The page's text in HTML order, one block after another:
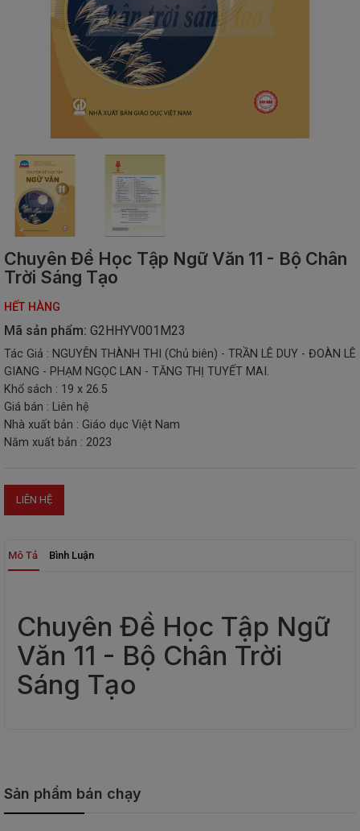
THIẾU
NGOẠI
NGỮ
VPP
-
ĐỒ
DÙNG
SINH
TẶNG
-
CHƠI
THIẾT
STEM
Chuyên Đề Học Tập Ngữ Văn 11 - Bộ Chân
Trời Sáng Tạo
HẾT HÀNG
Mã sản phẩm: G2HHYV001M23
Tác Giả : NGUYỄN THÀNH THI (Chủ biên) - TRẦN LÊ DUY - ĐOÀN LÊ
GIANG - PHẠM NGỌC LAN - TĂNG THỊ TUYẾT MAI.
Khổ sách : 19 x 26.5
Giá bán : Liên hệ
Nhà xuất bản : Giáo dục Việt Nam
Năm xuất bản : 2023
LIÊN HỆ
Mô Tả Bình Luận
Chuyên Đề Học Tập Ngữ
Văn 11 - Bộ Chân Trời
Sáng Tạo
Sản phẩm bán chạy